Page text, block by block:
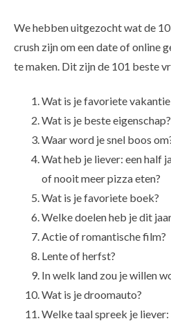
We hebben uitgezocht wat de
crush zijn om een date of online
te maken. Dit zijn de 101 beste
Wat is je favoriete
Wat is je beste eigenschap?
Waar word je snel boos
Wat heb je liever: een half
of nooit meer pizza eten?
Wat is je favoriete boek?
Welke doelen heb je dit
Actie of romantische film?
Lente of herfst?
In welk land zou je willen
Wat is je droomauto?
Welke taal spreek je liever: